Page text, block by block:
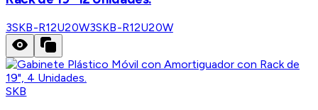
3SKB-R12U20W3SKB-R12U20W
SKB